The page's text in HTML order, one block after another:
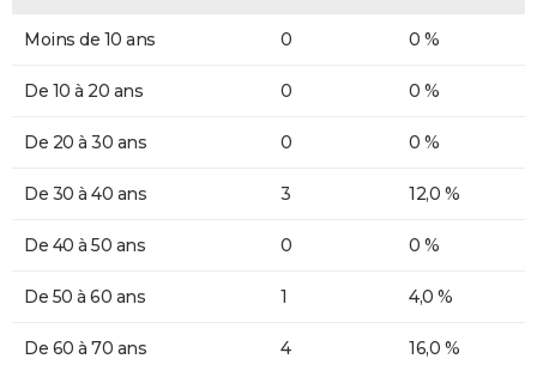
Moins de 10 ans 0 0 %
De 10 à 20 ans 0 0 %
De 20 à 30 ans 0 0 %
De 30 à 40 ans 3 12,0 %
De 40 à 50 ans 0 0 %
De 50 à 60 ans 1 4,0 %
De 60 à 70 ans 4 16,0 %